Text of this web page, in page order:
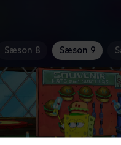
Sæson 8 Sæson 9